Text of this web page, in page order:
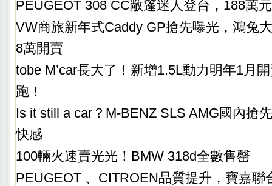
PEUGEOT 308 CC敞篷迷人登台，188萬
VW商旅新年式Caddy GP搶先曝光，鴻兔
8萬開賣
tobe M’car長大了！新增1.5L動力明年1月
跑！
Is it still a car？M-BENZ SLS AMG國內搶
快感
100輛火速賣光光！BMW 318d全數售罄
PEUGEOT 、CITROEN品質提升，寶嘉聯